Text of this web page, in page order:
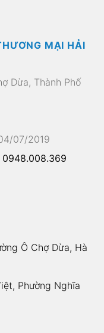
MẠI HẢI
Dừa, Thành Phố
07/2019
0948.008.369
Ô Chợ Dừa, Hà
Phường Nghĩa